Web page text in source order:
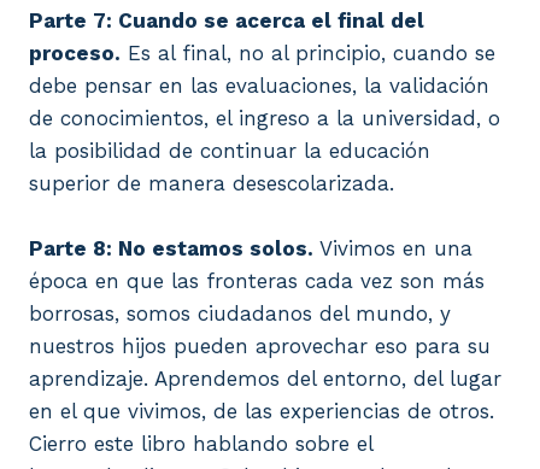
Parte 7: Cuando se acerca el final del
proceso. Es al final, no al principio, cuando se
debe pensar en las evaluaciones, la validación
de conocimientos, el ingreso a la universidad, o
la posibilidad de continuar la educación
superior de manera desescolarizada.
Parte 8: No estamos solos. Vivimos en una
época en que las fronteras cada vez son más
borrosas, somos ciudadanos del mundo, y
nuestros hijos pueden aprovechar eso para su
aprendizaje. Aprendemos del entorno, del lugar
en el que vivimos, de las experiencias de otros.
Cierro este libro hablando sobre el